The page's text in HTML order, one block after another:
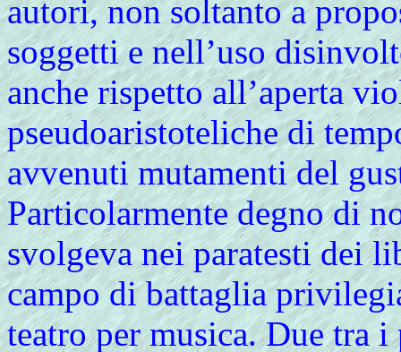
autori, non soltanto a
soggetti e nell’uso
anche rispetto all’aperta
pseudoaristoteliche di
avvenuti mutamenti del
Particolarmente degno di
svolgeva nei paratesti dei
campo di battaglia
teatro per musica. Due tra